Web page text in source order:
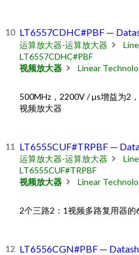
LT6557CDHC#PBF —
运算放大器-运算放大器
LT6557CDHC#PBF
视频放大器
Linear
500MHz，2200V / µs增益为2
视频放大器
LT6555CUF#TRPBF —
运算放大器-运算放大器
LT6555CUF#TRPBF
视频放大器
Linear
2个三路2：1视频多路复用器的
LT6556CGN#PBF —